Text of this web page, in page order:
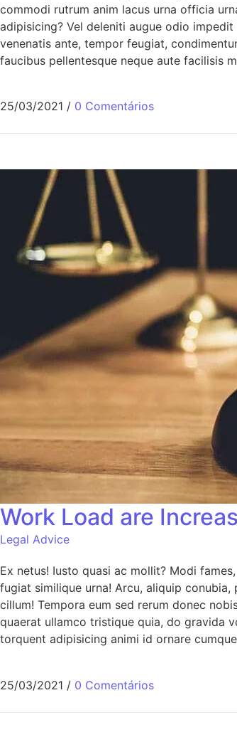
commodi rutrum anim lacus urna officia
adipisicing? Vel deleniti augue odio
venenatis ante, tempor feugiat,
faucibus pellentesque neque aute facilisis
25/03/2021 / 0 Comentários
Work Load are
Legal Advice
Ex netus! Iusto quasi ac mollit? Modi
fugiat similique urna! Arcu, aliquip conubia,
cillum! Tempora eum sed rerum donec
quaerat ullamco tristique quia, do gravida
torquent adipisicing animi id ornare
25/03/2021 / 0 Comentários